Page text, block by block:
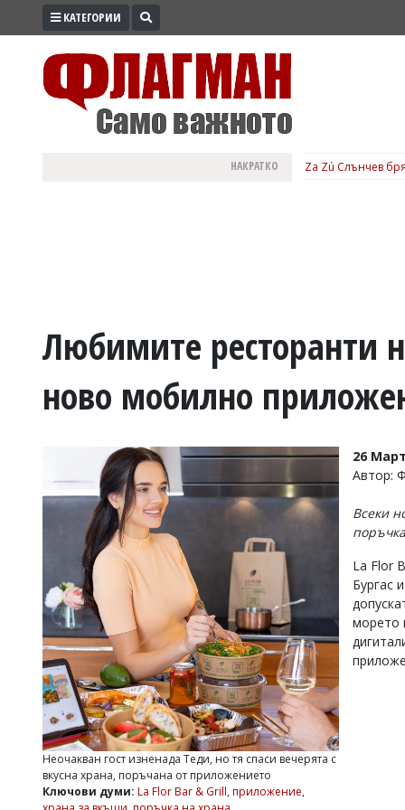
ПРОМО
ВОЙНАТА
УКРАЙНА
БИЗНЕС
Веселин
Василев,
v.vasilev@flagman.bg
Касабова,
k.kassabova@flagman.bg
Главен
редактор:
office@flagman.bg
КАТЕГОРИИ
НАКРАТКО Za Zú Слънчев
Любимите ресторанти
ново мобилно
Неочакван гост изненада Теди, но тя спаси вечерята с
вкусна храна, поръчана от приложението
Ключови думи: La Flor Bar & Grill, приложение,
26
Автор:
Всеки
поръчка
La Flor
Бургас
морето